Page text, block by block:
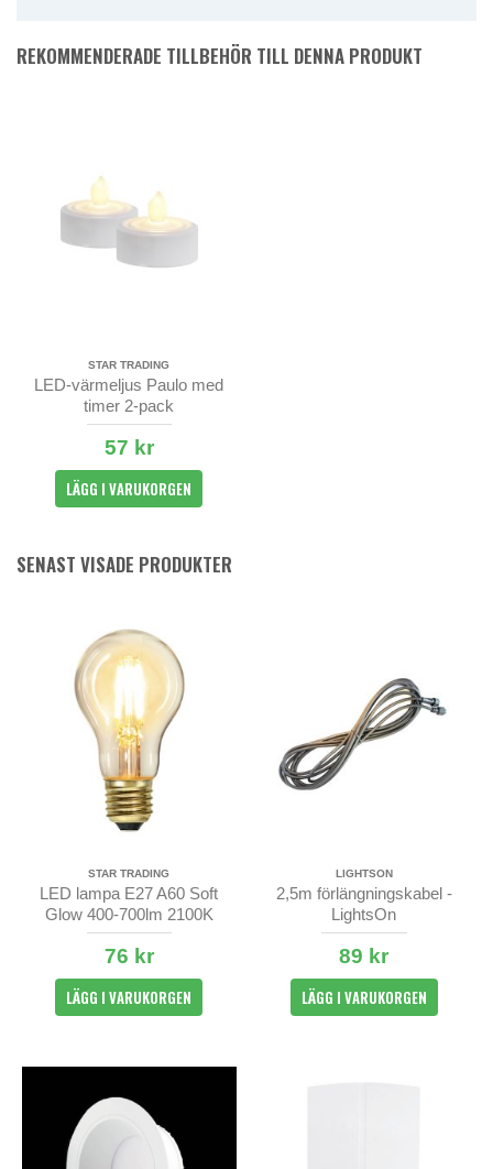
REKOMMENDERADE TILLBEHÖR TILL DENNA PRODUKT
STAR TRADING
LED-värmeljus Paulo med
timer 2-pack
57 kr
LÄGG I VARUKORGEN
SENAST VISADE PRODUKTER
STAR TRADING
LED lampa E27 A60 Soft
Glow 400-700lm 2100K
Dimbar
76 kr
LÄGG I VARUKORGEN
LIGHTSON
2,5m förlängningskabel -
LightsOn
89 kr
LÄGG I VARUKORGEN